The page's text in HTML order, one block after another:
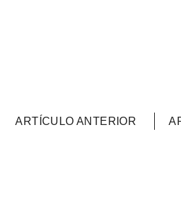
ARTÍCULO ANTERIOR